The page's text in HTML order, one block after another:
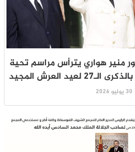
منير هواري يترأس مراسم تحية
العرش المجيد
30 يوليو 2026